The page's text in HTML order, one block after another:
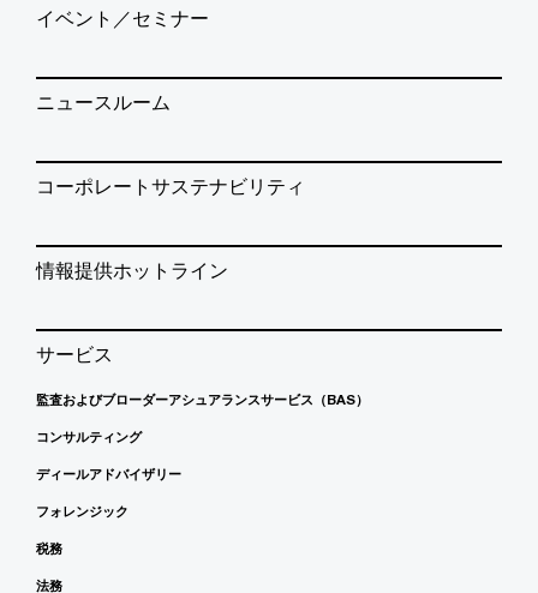
イベント／セミナー
ニュースルーム
コーポレートサステナビリティ
情報提供ホットライン
サービス
監査およびブローダーアシュアランスサービス（BAS）
コンサルティング
ディールアドバイザリー
フォレンジック
税務
法務